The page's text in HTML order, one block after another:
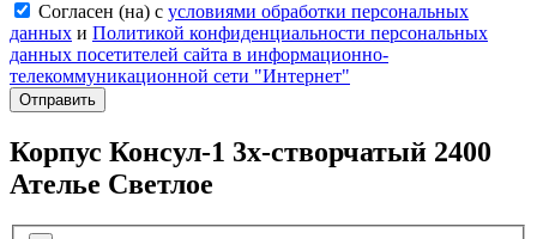
Согласен (на) с условиями обработки персональных
данных и Политикой конфиденциальности персональных
данных посетителей сайта в информационно-
телекоммуникационной сети "Интернет"
Отправить
Корпус Консул-1 3х-створчатый 2400
Ателье Светлое